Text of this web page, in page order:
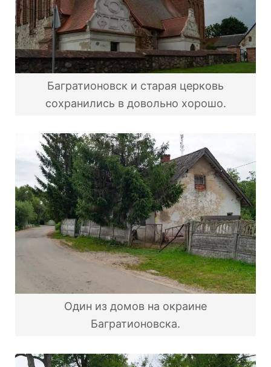
Багратионовск и старая церковь
сохранились в довольно хорошо.
Один из домов на окраине
Багратионовска.